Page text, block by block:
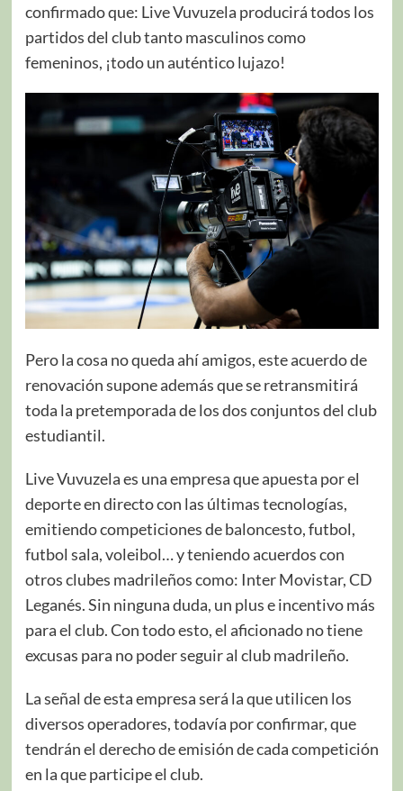
confirmado que: Live Vuvuzela producirá todos los
partidos del club tanto masculinos como
femeninos, ¡todo un auténtico lujazo!
Pero la cosa no queda ahí amigos, este acuerdo de
renovación supone además que se retransmitirá
toda la pretemporada de los dos conjuntos del club
estudiantil.
Live Vuvuzela es una empresa que apuesta por el
deporte en directo con las últimas tecnologías,
emitiendo competiciones de baloncesto, futbol,
futbol sala, voleibol… y teniendo acuerdos con
otros clubes madrileños como: Inter Movistar, CD
Leganés. Sin ninguna duda, un plus e incentivo más
para el club. Con todo esto, el aficionado no tiene
excusas para no poder seguir al club madrileño.
La señal de esta empresa será la que utilicen los
diversos operadores, todavía por confirmar, que
tendrán el derecho de emisión de cada competición
en la que participe el club.